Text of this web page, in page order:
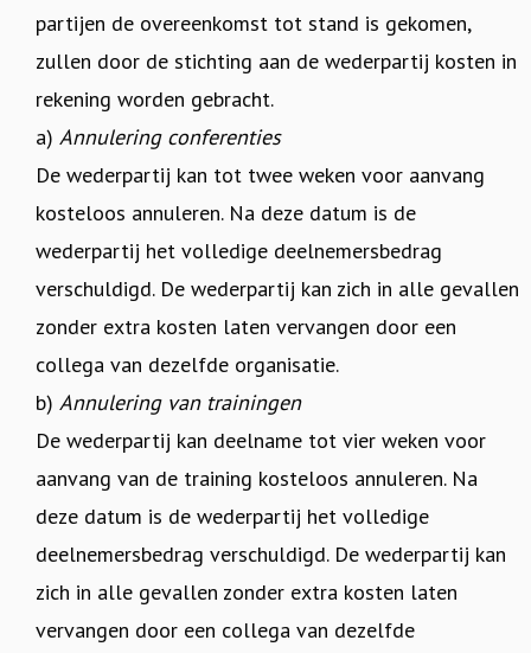
partijen de overeenkomst tot stand is gekomen,
zullen door de stichting aan de wederpartij kosten in
rekening worden gebracht.
a) Annulering conferenties
De wederpartij kan tot twee weken voor aanvang
kosteloos annuleren. Na deze datum is de
wederpartij het volledige deelnemersbedrag
verschuldigd. De wederpartij kan zich in alle gevallen
zonder extra kosten laten vervangen door een
collega van dezelfde organisatie.
b) Annulering van trainingen
De wederpartij kan deelname tot vier weken voor
aanvang van de training kosteloos annuleren. Na
deze datum is de wederpartij het volledige
deelnemersbedrag verschuldigd. De wederpartij kan
zich in alle gevallen zonder extra kosten laten
vervangen door een collega van dezelfde